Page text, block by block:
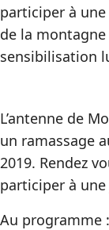
participer à
de la
sensibilisation
L’antenne de
un ramassage
2019. Rendez
participer à
Au programme :